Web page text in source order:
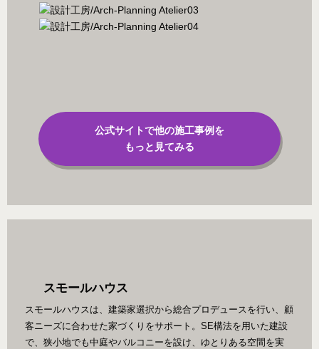
公式サイトで他の施工事例を
もっと見てみる
スモールハウス
スモールハウスは、建築家選択から総合プロデュースを行い、顧
客ニーズに合わせた家づくりをサポート。SE構法を用いた建設
で、狭小地でも中庭やバルコニーを設け、ゆとりある空間を実